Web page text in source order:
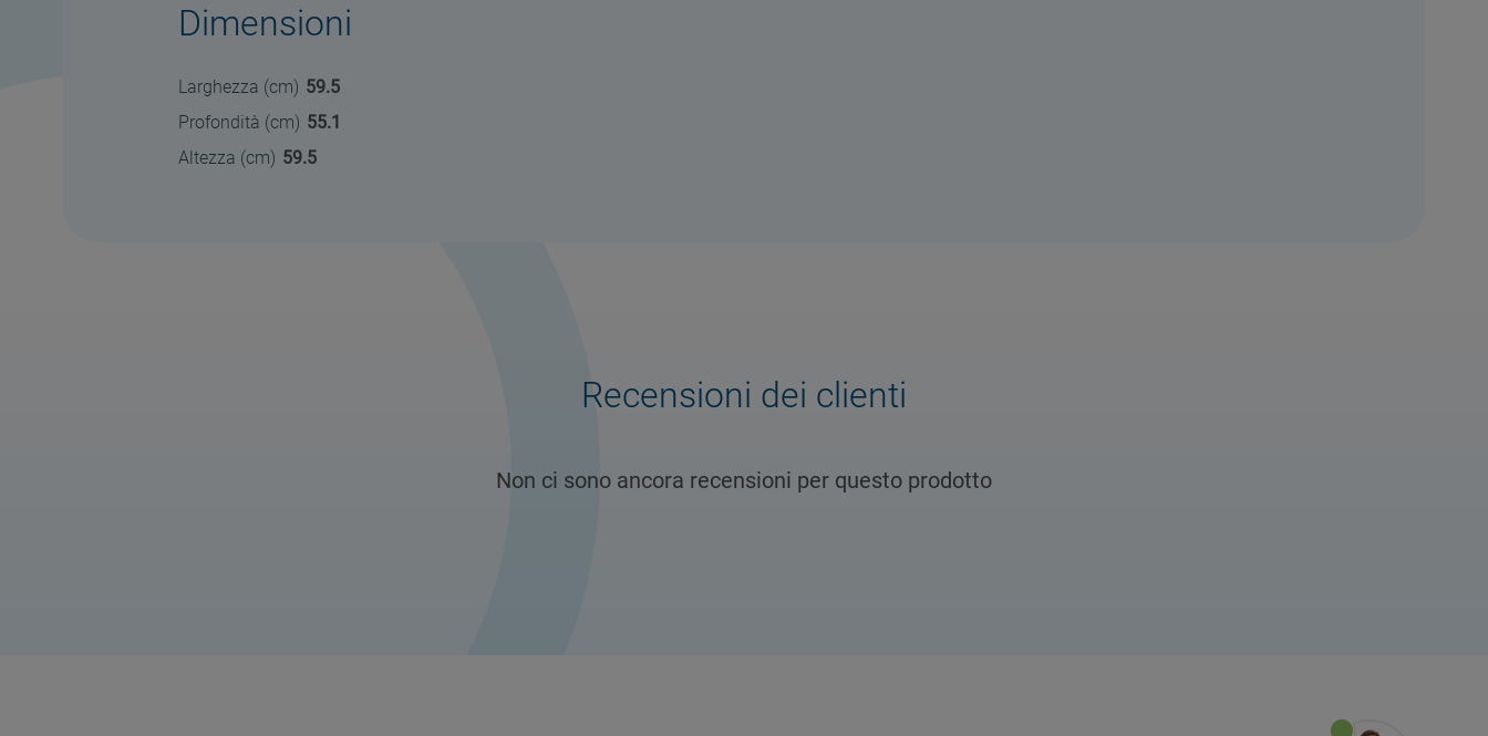
Dimensioni
Larghezza (cm) 59.5
Profondità (cm) 55.1
Altezza (cm) 59.5
Recensioni dei clienti
Non ci sono ancora recensioni per questo prodotto